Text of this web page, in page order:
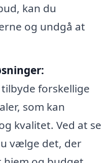
kan du
og undgå at
forskellige
som kan
kvalitet. Ved at se
vælge det, der